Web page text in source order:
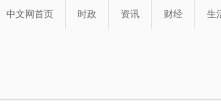
中文网首页 时政 资讯 财经 生